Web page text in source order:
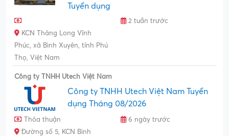
Tuyển dụng
2 tuần trước
KCN Thăng Long Vĩnh
Phúc, xã Bình Xuyên, tỉnh Phú
Thọ, Việt Nam
Công ty TNHH Utech Việt Nam
Công ty TNHH Utech Việt Nam Tuyển
dụng Tháng 08/2026
Thỏa thuận
6 ngày trước
Đường số 5, KCN Bình